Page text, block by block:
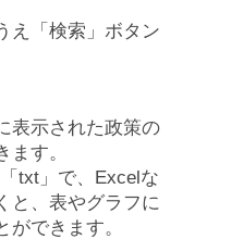
え「検索」ボタン
表示された政策の
す。
txt」で、Excelな
と、表やグラフに
ができます。